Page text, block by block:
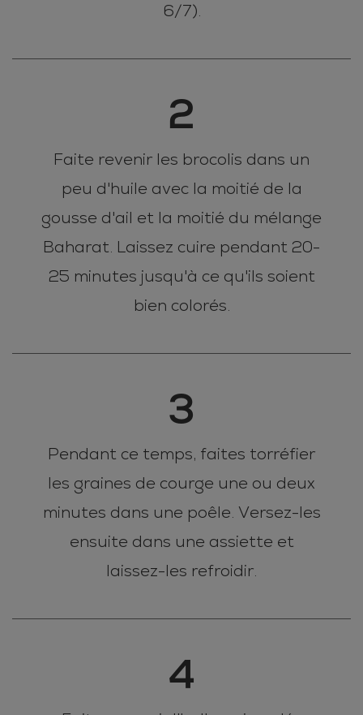
6/7).
2
Faite revenir les brocolis dans un
peu d'huile avec la moitié de la
gousse d'ail et la moitié du mélange
Baharat. Laissez cuire pendant 20-
25 minutes jusqu'à ce qu'ils soient
bien colorés.
3
Pendant ce temps, faites torréfier
les graines de courge une ou deux
minutes dans une poêle. Versez-les
ensuite dans une assiette et
laissez-les refroidir.
4